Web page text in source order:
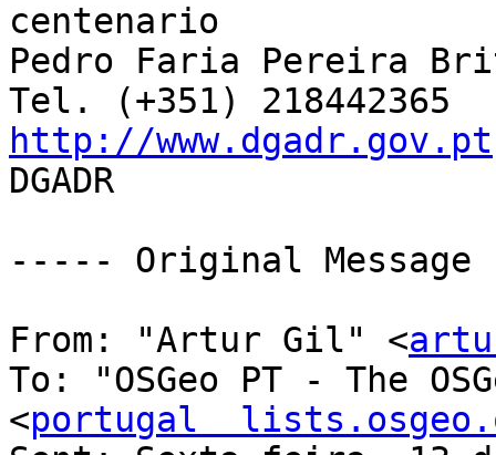
centenario
Pedro Faria Pereira
http://www.dgadr.gov.pt
DGADR
----- Original
From: "Artur Gil" <
To: "OSGeo PT - The
<portugal